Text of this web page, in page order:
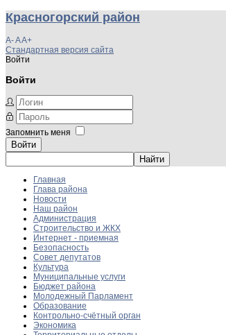
Красногорский район
A-AA+
Стандартная версия сайта
Войти
Войти
Запомнить меня
Войти
Главная
Глава района
Новости
Наш район
Администрация
Строительство и ЖКХ
Интернет - приемная
Безопасность
Совет депутатов
Культура
Муниципальные услуги
Бюджет района
Молодежный Парламент
Образование
Контрольно-счётный орган
Экономика